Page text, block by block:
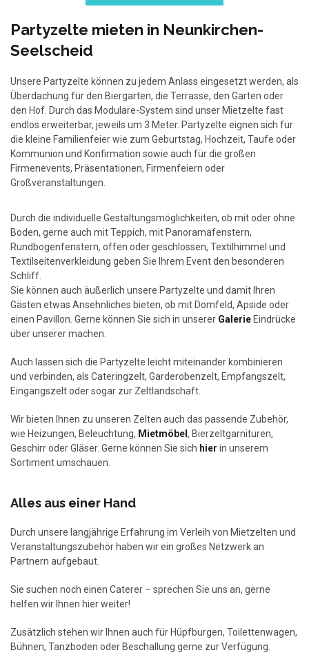
Partyzelte mieten in Neunkirchen-
Seelscheid
Unsere Partyzelte können zu jedem Anlass eingesetzt werden, als
Überdachung für den Biergarten, die Terrasse, den Garten oder
den Hof. Durch das Modulare-System sind unser Mietzelte fast
endlos erweiterbar, jeweils um 3 Meter. Partyzelte eignen sich für
die kleine Familienfeier wie zum Geburtstag, Hochzeit, Taufe oder
Kommunion und Konfirmation sowie auch für die großen
Firmenevents, Präsentationen, Firmenfeiern oder
Großveranstaltungen.
Durch die individuelle Gestaltungsmöglichkeiten, ob mit oder ohne
Boden, gerne auch mit Teppich, mit Panoramafenstern,
Rundbogenfenstern, offen oder geschlossen, Textilhimmel und
Textilseitenverkleidung geben Sie Ihrem Event den besonderen
Schliff.
Sie können auch äußerlich unsere Partyzelte und damit Ihren
Gästen etwas Ansehnliches bieten, ob mit Domfeld, Apside oder
einen Pavillon. Gerne können Sie sich in unserer Galerie Eindrücke
über unserer machen.
Auch lassen sich die Partyzelte leicht miteinander kombinieren
und verbinden, als Cateringzelt, Garderobenzelt, Empfangszelt,
Eingangszelt oder sogar zur Zeltlandschaft.
Wir bieten Ihnen zu unseren Zelten auch das passende Zubehör,
wie Heizungen, Beleuchtung, Mietmöbel , Bierzeltgarnituren,
Geschirr oder Gläser. Gerne können Sie sich hier in unserem
Sortiment umschauen.
Alles aus einer Hand
Durch unsere langjährige Erfahrung im Verleih von Mietzelten und
Veranstaltungszubehör haben wir ein großes Netzwerk an
Partnern aufgebaut.
Sie suchen noch einen Caterer – sprechen Sie uns an, gerne
helfen wir Ihnen hier weiter!
Zusätzlich stehen wir Ihnen auch für Hüpfburgen, Toilettenwagen,
Bühnen, Tanzboden oder Beschallung gerne zur Verfügung.